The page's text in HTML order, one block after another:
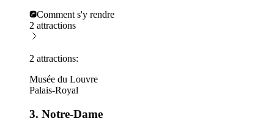
Comment s'y rendre
2 attractions
2 attractions:
Musée du Louvre
Palais-Royal
3. Notre-Dame